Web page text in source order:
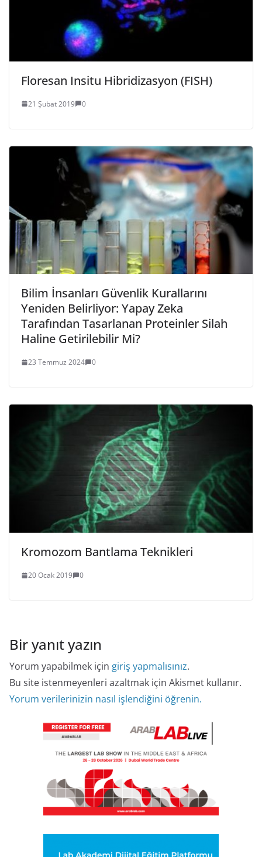
Floresan Insitu Hibridizasyon (FISH)
21 Şubat 2019 0
Bilim İnsanları Güvenlik Kurallarını
Yeniden Belirliyor: Yapay Zeka
Tarafından Tasarlanan Proteinler Silah
Haline Getirilebilir Mi?
23 Temmuz 2024 0
Kromozom Bantlama Teknikleri
20 Ocak 2019 0
Bir yanıt yazın
Yorum yapabilmek için giriş yapmalısınız.
Bu site istenmeyenleri azaltmak için Akismet kullanır.
Yorum verilerinizin nasıl işlendiğini öğrenin.